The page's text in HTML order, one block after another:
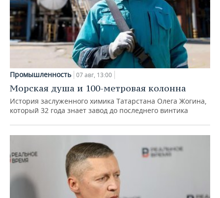
Промышленность 07 авг, 13:00
Морская душа и 100-метровая колонна
История заслуженного химика Татарстана Олега Жогина,
который 32 года знает завод до последнего винтика